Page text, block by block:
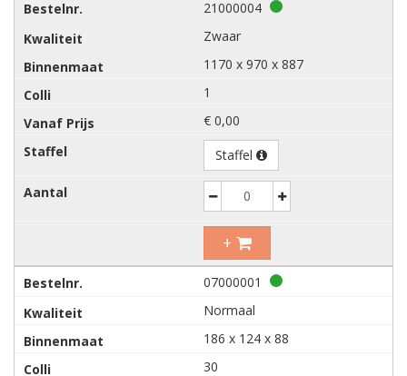
21000004
Zwaar
1170 x 970 x 887
1
€ 0,00
Staffel
Decrease Increase
+
07000001
Normaal
186 x 124 x 88
30